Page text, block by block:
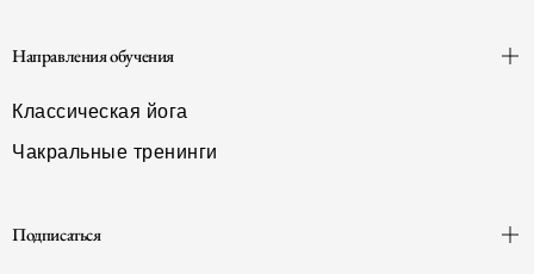
Направления обучения
Классическая йога
Чакральные тренинги
Подписаться